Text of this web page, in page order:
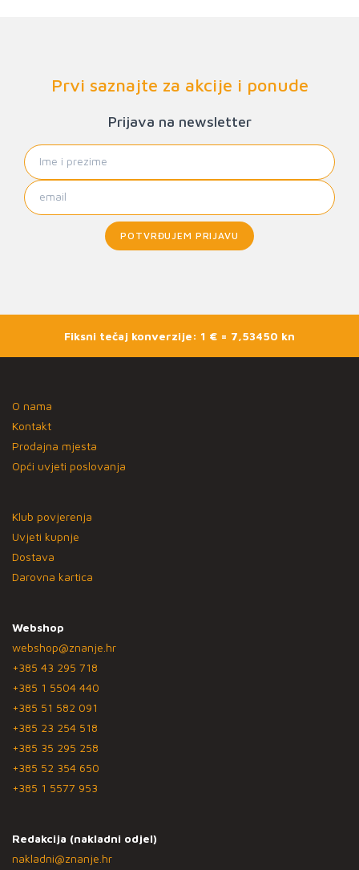
Prvi saznajte za akcije i ponude
Prijava na newsletter
POTVRĐUJEM PRIJAVU
Fiksni tečaj konverzije: 1 € = 7,53450 kn
O nama
Kontakt
Prodajna mjesta
Opći uvjeti poslovanja
Klub povjerenja
Uvjeti kupnje
Dostava
Darovna kartica
Webshop
webshop@znanje.hr
+385 43 295 718
+385 1 5504 440
+385 51 582 091
+385 23 254 518
+385 35 295 258
+385 52 354 650
+385 1 5577 953
Redakcija (nakladni odjel)
nakladni@znanje.hr